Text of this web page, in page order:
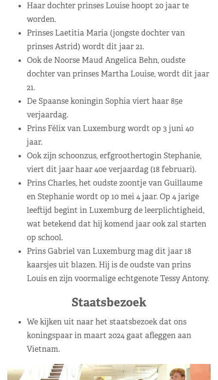
Haar dochter prinses Louise hoopt 20 jaar te
worden.
Prinses Laetitia Maria (jongste dochter van
prinses Astrid) wordt dit jaar 21.
Ook de Noorse Maud Angelica Behn, oudste
dochter van prinses Martha Louise, wordt dit jaar
21.
De Spaanse koningin Sophia viert haar 85e
verjaardag.
Prins Félix van Luxemburg wordt op 3 juni 40
jaar.
Ook zijn schoonzus, erfgroothertogin Stephanie,
viert dit jaar haar 40e verjaardag (18 februari).
Prins Charles, het oudste zoontje van Guillaume
en Stephanie wordt op 10 mei 4 jaar. Op 4 jarige
leeftijd begint in Luxemburg de leerplichtigheid,
wat betekend dat hij komend jaar ook zal starten
op school.
Prins Gabriel van Luxemburg mag dit jaar 18
kaarsjes uit blazen. Hij is de oudste van prins
Louis en zijn voormalige echtgenote Tessy Antony.
Staatsbezoek
We kijken uit naar het staatsbezoek dat ons
koningspaar in maart 2024 gaat afleggen aan
Vietnam.